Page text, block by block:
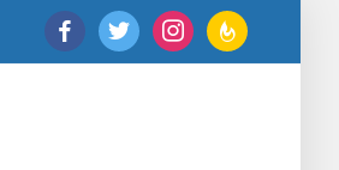
facebooktwitter instagramfeedburner